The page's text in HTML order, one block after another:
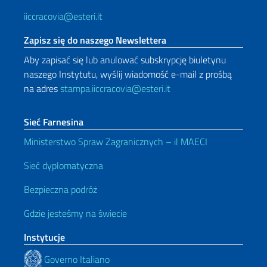
iiccracovia@esteri.it
Zapisz się do naszego Newslettera
Aby zapisać się lub anulować subskrypcję biuletynu
naszego Instytutu, wyślij wiadomość e-mail z prośbą
na adresstampa.iiccracovia@esteri.it
Sieć Farnesina
Ministerstwo Spraw Zagranicznych – il MAECI
Sieć dyplomatyczna
Bezpieczna podróż
Gdzie jesteśmy na świecie
Instytucje
Governo Italiano